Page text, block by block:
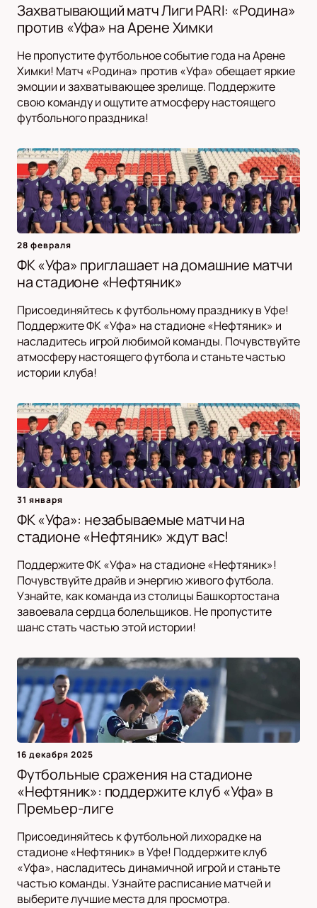
Захватывающий матч Лиги PARI: «Родина»
против «Уфа» на Арене Химки
Не пропустите футбольное событие года на Арене
Химки! Матч «Родина» против «Уфа» обещает яркие
эмоции и захватывающее зрелище. Поддержите
свою команду и ощутите атмосферу настоящего
футбольного праздника!
28 февраля
ФК «Уфа» приглашает на домашние матчи
на стадионе «Нефтяник»
Присоединяйтесь к футбольному празднику в Уфе!
Поддержите ФК «Уфа» на стадионе «Нефтяник» и
насладитесь игрой любимой команды. Почувствуйте
атмосферу настоящего футбола и станьте частью
истории клуба!
31 января
ФК «Уфа»: незабываемые матчи на
стадионе «Нефтяник» ждут вас!
Поддержите ФК «Уфа» на стадионе «Нефтяник»!
Почувствуйте драйв и энергию живого футбола.
Узнайте, как команда из столицы Башкортостана
завоевала сердца болельщиков. Не пропустите
шанс стать частью этой истории!
16 декабря 2025
Футбольные сражения на стадионе
«Нефтяник»: поддержите клуб «Уфа» в
Премьер-лиге
Присоединяйтесь к футбольной лихорадке на
стадионе «Нефтяник» в Уфе! Поддержите клуб
«Уфа», насладитесь динамичной игрой и станьте
частью команды. Узнайте расписание матчей и
выберите лучшие места для просмотра.